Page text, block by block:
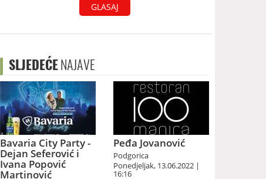
GLASAJ
SLJEDEĆENAJAVE
Bavaria City Party -
Dejan Seferović i
Ivana Popović
Martinović
Peđa Jovanović
Podgorica
Ponedjeljak, 13.06.2022 |
16:16